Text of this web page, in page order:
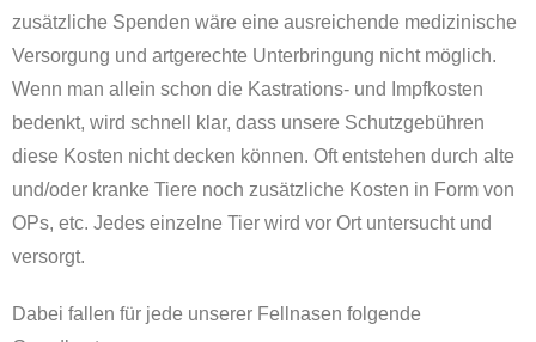
zusätzliche Spenden wäre eine ausreichende medizinische
Versorgung und artgerechte Unterbringung nicht möglich.
Wenn man allein schon die Kastrations- und Impfkosten
bedenkt, wird schnell klar, dass unsere Schutzgebühren
diese Kosten nicht decken können. Oft entstehen durch alte
und/oder kranke Tiere noch zusätzliche Kosten in Form von
OPs, etc. Jedes einzelne Tier wird vor Ort untersucht und
versorgt.
Dabei fallen für jede unserer Fellnasen folgende